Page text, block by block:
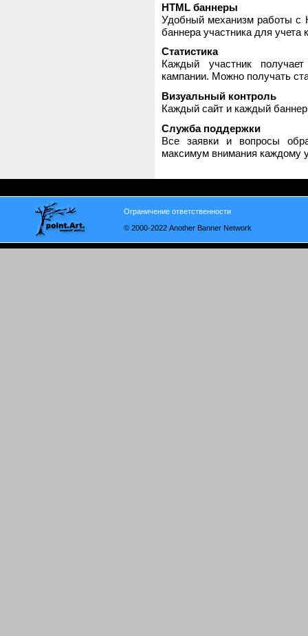
HTML баннеры
Удобный механизм работы с
баннера участника для
Статистика
Каждый участник
кампании. Можно получать
Визуальный контроль
Каждый сайт и каждый
Служба поддержки
Все заявки и вопросы
максимум внимания каждому
Ограничение ответственности
© 2000-2022 Another Banner Network